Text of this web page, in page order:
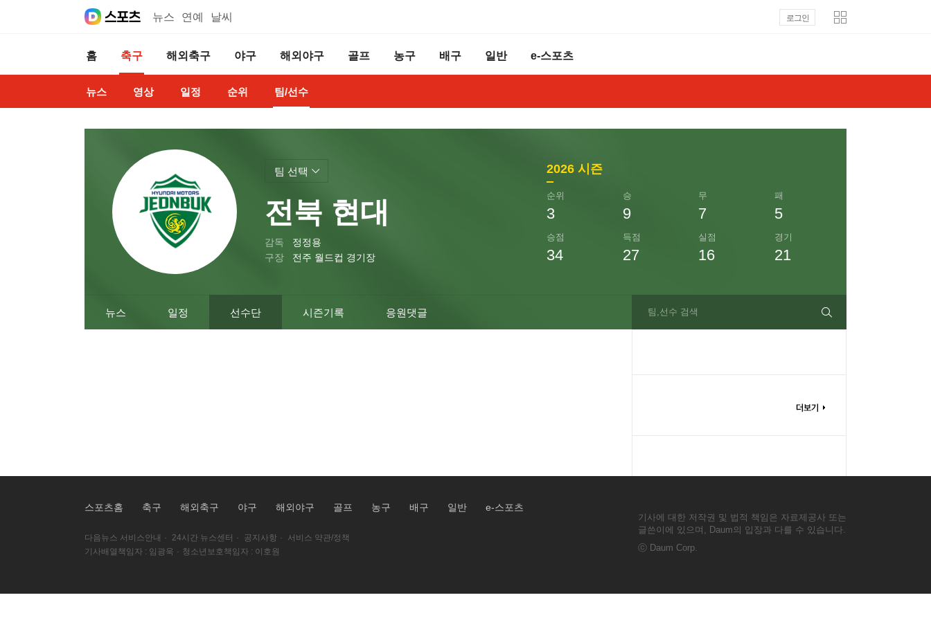
뉴스 연예 날씨 로그인
홈 축구 해외축구 야구 해외야구 골프 농구 배구 일반 e-스포츠
뉴스 영상 일정 순위 팀/선수
전북 현대
감독
정정용
구장
전주 월드컵 경기장
2026 시즌
순위
3
승
9
무
7
패
5
승점
34
득점
27
실점
16
경기
21
팀 선택
팀,선수 검색
뉴스 일정 선수단 시즌기록 응원댓글
스포츠홈 축구 해외축구 야구 해외야구 골프 농구 배구 일반 e-스포츠
다음뉴스 서비스안내 · 24시간 뉴스센터 · 공지사항 ·
서비스 약관/정책
기사배열책임자 : 임광욱 · 청소년보호책임자 : 이호원
기사에 대한 저작권 및 법적 책임은 자료제공사 또는
글쓴이에 있으며, Daum의 입장과 다를 수 있습니다.
ⓒ Daum Corp.